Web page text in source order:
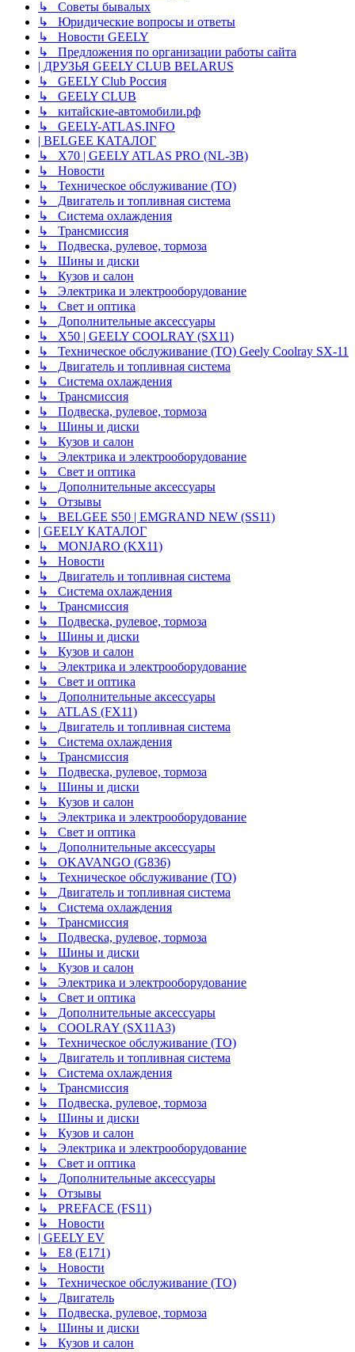
↳ Советы бывалых
↳ Юридические вопросы и ответы
↳ Новости GEELY
↳ Предложения по организации работы сайта
| ДРУЗЬЯ GEELY CLUB BELARUS
↳ GEELY Club Россия
↳ GEELY CLUB
↳ китайские-автомобили.рф
↳ GEELY-ATLAS.INFO
| BELGEE КАТАЛОГ
↳ X70 | GEELY ATLAS PRO (NL-3B)
↳ Новости
↳ Техническое обслуживание (ТО)
↳ Двигатель и топливная система
↳ Система охлаждения
↳ Трансмиссия
↳ Подвеска, рулевое, тормоза
↳ Шины и диски
↳ Кузов и салон
↳ Электрика и электрооборудование
↳ Свет и оптика
↳ Дополнительные аксессуары
↳ X50 | GEELY COOLRAY (SX11)
↳ Техническое обслуживание (ТО) Geely Coolray SX-11
↳ Двигатель и топливная система
↳ Система охлаждения
↳ Трансмиссия
↳ Подвеска, рулевое, тормоза
↳ Шины и диски
↳ Кузов и салон
↳ Электрика и электрооборудование
↳ Свет и оптика
↳ Дополнительные аксессуары
↳ Отзывы
↳ BELGEE S50 | EMGRAND NEW (SS11)
| GEELY КАТАЛОГ
↳ MONJARO (KX11)
↳ Новости
↳ Двигатель и топливная система
↳ Система охлаждения
↳ Трансмиссия
↳ Подвеска, рулевое, тормоза
↳ Шины и диски
↳ Кузов и салон
↳ Электрика и электрооборудование
↳ Свет и оптика
↳ Дополнительные аксессуары
↳ ATLAS (FX11)
↳ Двигатель и топливная система
↳ Система охлаждения
↳ Трансмиссия
↳ Подвеска, рулевое, тормоза
↳ Шины и диски
↳ Кузов и салон
↳ Электрика и электрооборудование
↳ Свет и оптика
↳ Дополнительные аксессуары
↳ OKAVANGO (G836)
↳ Техническое обслуживание (ТО)
↳ Двигатель и топливная система
↳ Система охлаждения
↳ Трансмиссия
↳ Подвеска, рулевое, тормоза
↳ Шины и диски
↳ Кузов и салон
↳ Электрика и электрооборудование
↳ Свет и оптика
↳ Дополнительные аксессуары
↳ COOLRAY (SX11A3)
↳ Техническое обслуживание (ТО)
↳ Двигатель и топливная система
↳ Система охлаждения
↳ Трансмиссия
↳ Подвеска, рулевое, тормоза
↳ Шины и диски
↳ Кузов и салон
↳ Электрика и электрооборудование
↳ Свет и оптика
↳ Дополнительные аксессуары
↳ Отзывы
↳ PREFACE (FS11)
↳ Новости
| GEELY EV
↳ E8 (E171)
↳ Новости
↳ Техническое обслуживание (ТО)
↳ Двигатель
↳ Подвеска, рулевое, тормоза
↳ Шины и диски
↳ Кузов и салон